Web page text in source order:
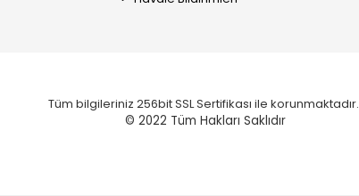
Tüm bilgileriniz 256bit SSL Sertifikası ile korunmaktadır.
© 2022 Tüm Hakları Saklıdır